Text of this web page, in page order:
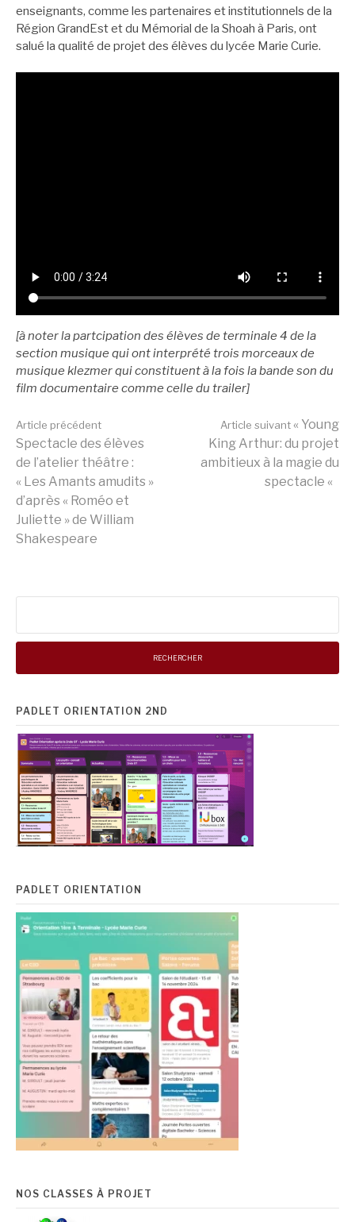
enseignants, comme les partenaires et institutionnels de la
Région GrandEst et du Mémorial de la Shoah à Paris, ont
salué la qualité de projet des élèves du lycée Marie Curie.
[à noter la partcipation des élèves de terminale 4 de la
section musique qui ont interprété trois morceaux de
musique klezmer qui constituent à la fois la bande son du
film documentaire comme celle du trailer]
Lire
la
suite
Article précédent
Spectacle des élèves
de l’atelier théâtre :
« Les Amants amudits »
d’après « Roméo et
Juliette » de William
Shakespeare
Article suivant « Young
King Arthur: du projet
ambitieux à la magie du
spectacle «
PADLET ORIENTATION 2ND
PADLET ORIENTATION
NOS CLASSES À PROJET